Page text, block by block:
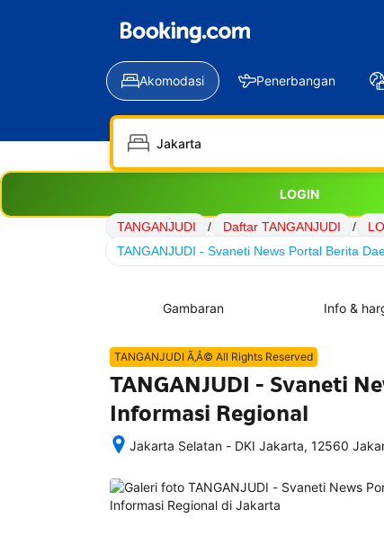
Akomodasi Penerbangan
LOGIN
TANGANJUDI / Daftar TANGANJUDI /
TANGANJUDI - Svaneti News Portal Berita
Gambaran Info &
TANGANJUDI Ã‚Â© All Rights Reserved
TANGANJUDI - Svaneti
Informasi Regional
Jakarta Selatan - DKI Jakarta, 12560
memesan,
semua